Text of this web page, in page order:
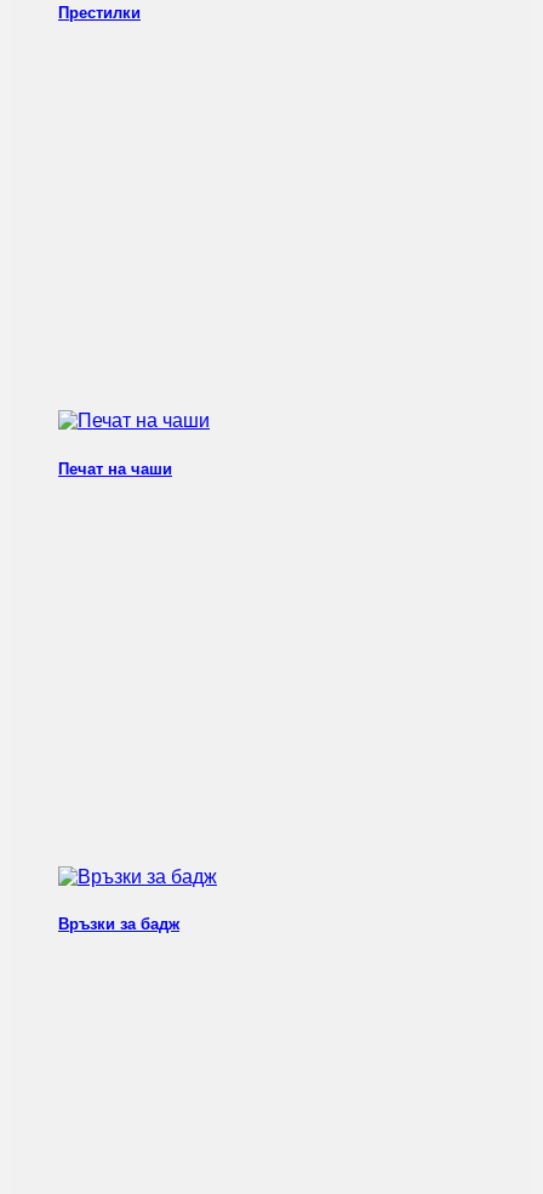
Престилки
Печат на чаши
Връзки за бадж